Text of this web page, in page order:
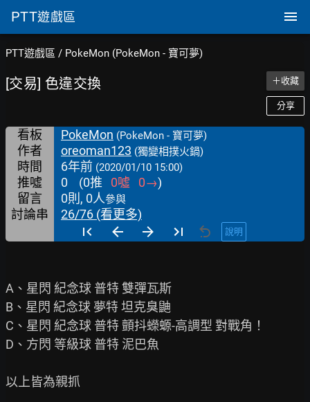
PTT遊戲區
PTT遊戲區 / PokeMon (PokeMon - 寶可夢)
[交易] 色違交換 ＋收藏
分享
看板 PokeMon (PokeMon - 寶可夢)
作者 oreoman123 (獨變相撲火鍋)
時間 6年前 (2020/01/10 15:00)
推噓 0 (0推 0噓 0→)
留言
0則, 0人參與
討論串 26/76 (看更多)
說明
A、星閃 紀念球 普特 雙彈瓦斯
B、星閃 紀念球 夢特 坦克臭鼬
C、星閃 紀念球 普特 顫抖蠑螈-高調型 對戰角！
D、方閃 等級球 普特 泥巴魚
以上皆為親抓